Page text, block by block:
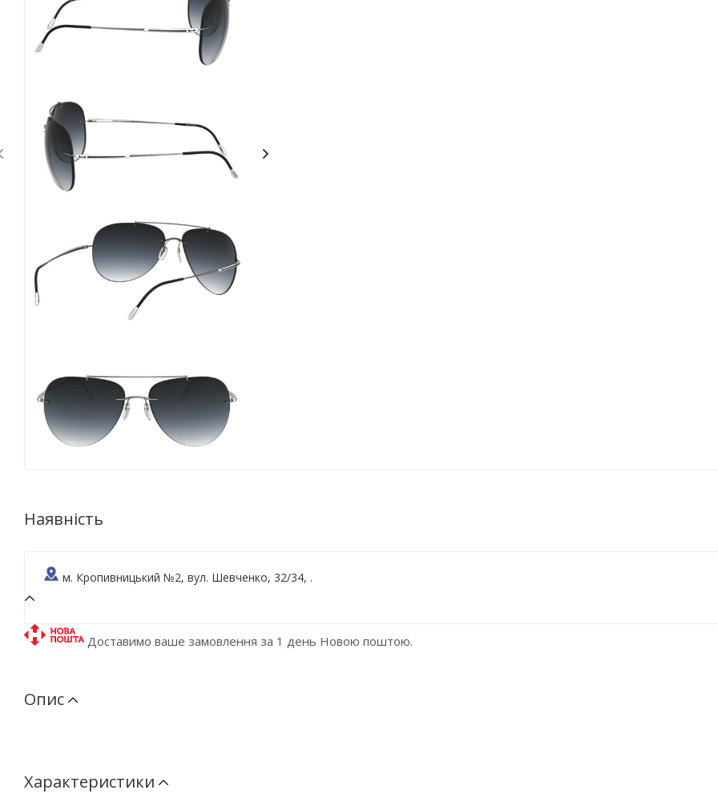
Наявність
м. Кропивницький №2, вул. Шевченко, 32/34, .
Доставимо ваше замовлення за 1 день Новою поштою.
Опис
Характеристики